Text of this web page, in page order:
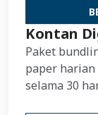
Kontan
Paket
paper
selama 30